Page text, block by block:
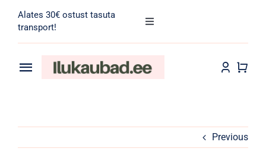
content
Alates 30€ ostust tasuta
transport!
Toggle
for:
Toggle
Previous